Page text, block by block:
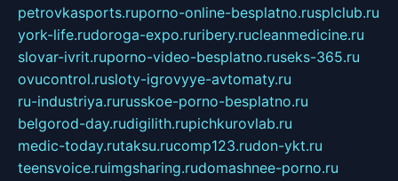
petrovkasports.ruporno-online-besplatno.rusplclub.ru
york-life.rudoroga-expo.ruribery.rucleanmedicine.ru
slovar-ivrit.ruporno-video-besplatno.ruseks-365.ru
ovucontrol.rusloty-igrovyye-avtomaty.ru
ru-industriya.rurusskoe-porno-besplatno.ru
belgorod-day.rudigilith.rupichkurovlab.ru
medic-today.rutaksu.rucomp123.rudon-ykt.ru
teensvoice.ruimgsharing.rudomashnee-porno.ru